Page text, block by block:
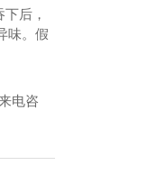
后，
味。假
电咨